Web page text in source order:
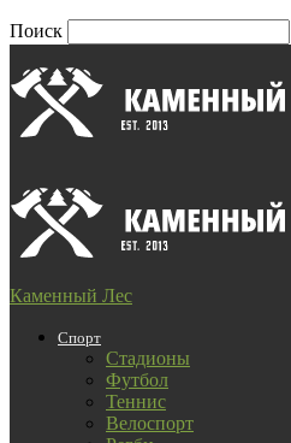
Поиск
Каменный Лес
Спорт
Стадионы
Футбол
Теннис
Велоспорт